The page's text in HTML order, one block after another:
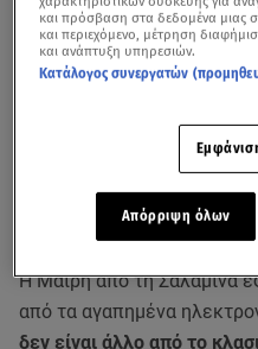
Η Μαίρη από τη Σαλαμίνα
από τα αγαπημένα
δεν είναι άλλο από το
και πρόσβαση στα δεδομένα μιας
και περιεχόμενο, μέτρηση
και ανάπτυξη υπηρεσιών.
Κατάλογος συνεργατών
Απόρριψη όλων